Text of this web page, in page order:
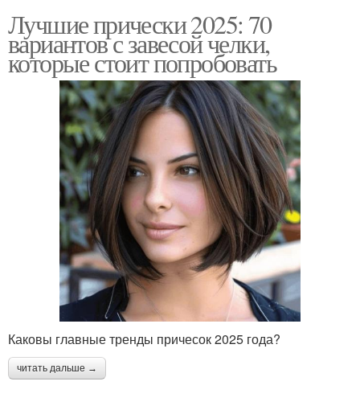
Лучшие прически 2025: 70
вариантов с завесой челки,
которые стоит попробовать
Каковы главные тренды причесок 2025 года?
читать дальше →